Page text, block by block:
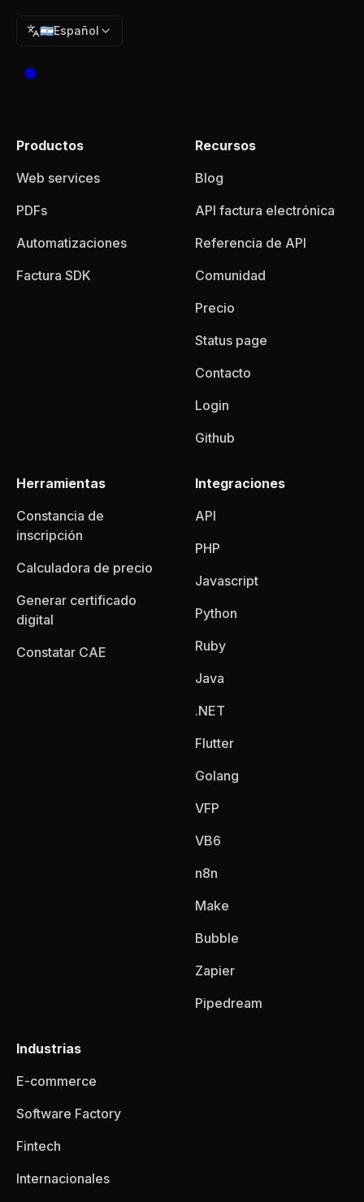
🇦🇷Español
Productos
Web services
PDFs
Automatizaciones
Factura SDK
Recursos
Blog
API factura electrónica
Referencia de API
Comunidad
Precio
Status page
Contacto
Login
Github
Herramientas
Constancia de
inscripción
Calculadora de precio
Generar certificado
digital
Constatar CAE
Integraciones
API
PHP
Javascript
Python
Ruby
Java
.NET
Flutter
Golang
VFP
VB6
n8n
Make
Bubble
Zapier
Pipedream
Industrias
E-commerce
Software Factory
Fintech
Internacionales